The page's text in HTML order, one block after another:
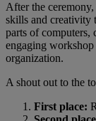
After the
skills and creativity
parts of computers,
engaging
organization.
A shout out to the
First place: